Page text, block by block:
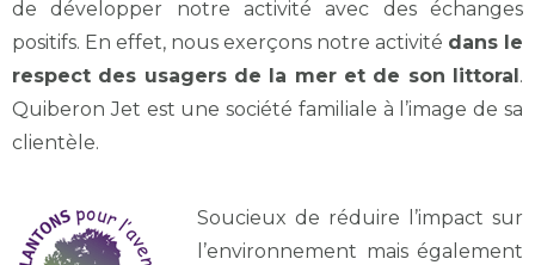
de développer notre activité avec des échanges
positifs. En effet, nous exerçons notre activité dans le
respect des usagers de la mer et de son littoral .
Quiberon Jet est une société familiale à l’image de sa
clientèle.
Soucieux de réduire l’impact sur
l’environnement mais également